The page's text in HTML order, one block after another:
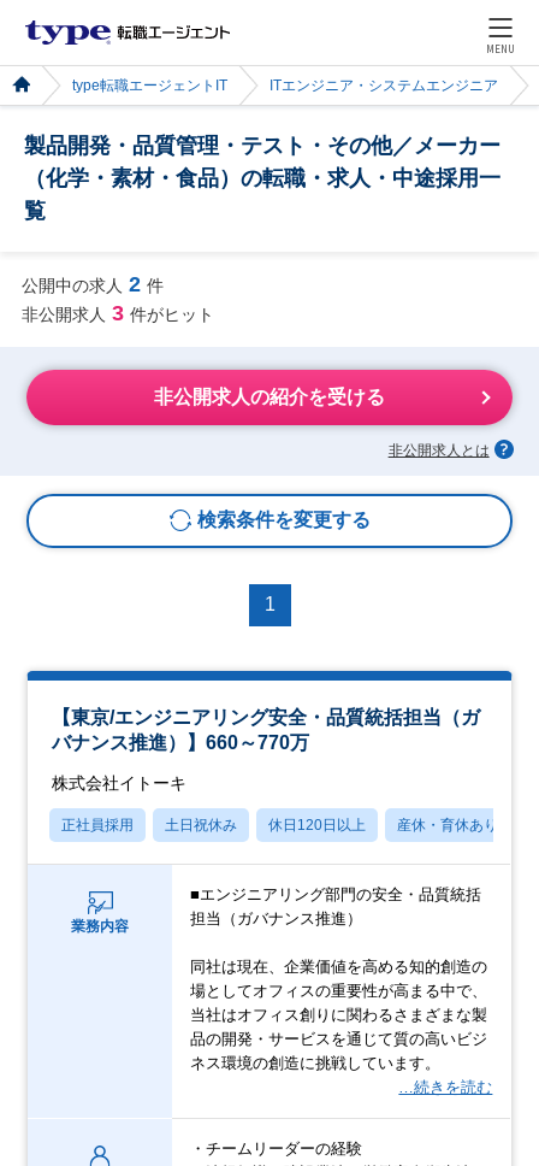
MENU
type転職エージェントIT ITエンジニア・システムエンジニア
製品開発・品質管理・テスト・その他／メーカー
（化学・素材・食品）の転職・求人・中途採用一
覧
公開中の求人 2 件
非公開求人 3 件がヒット
非公開求人の紹介を受ける
非公開求人とは
検索条件を変更する
1
【東京/エンジニアリング安全・品質統括担当（ガ
バナンス推進）】660～770万
株式会社イトーキ
正社員採用 土日祝休み 休日120日以上 産休・育休あり
業務内容
■エンジニアリング部門の安全・品質統括
担当（ガバナンス推進）
同社は現在、企業価値を高める知的創造の
場としてオフィスの重要性が高まる中で、
当社はオフィス創りに関わるさまざまな製
品の開発・サービスを通じて質の高いビジ
ネス環境の創造に挑戦しています。
…続きを読む
・チームリーダーの経験